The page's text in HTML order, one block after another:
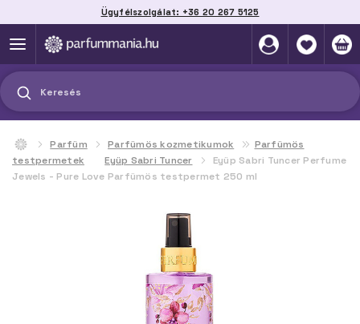
Ügyfélszolgálat: +36 20 267 5125
Keresés
Parfüm Parfümös kozmetikumok
Parfümös
testpermetek
Eyüp Sabri Tuncer
Eyüp Sabri Tuncer Perfume
Jewels - Pure Love Parfümös testpermet 250 ml